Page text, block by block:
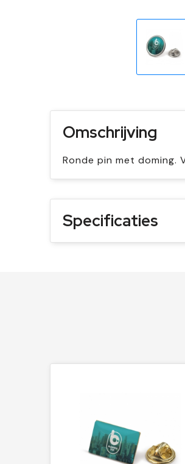
Omschrijving
Ronde pin met doming.
Specificaties